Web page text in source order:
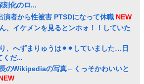
化のロ...
演者から性被害 PTSDになって休職 NEW
、イケメンを見るとンホォ！！していた
、へずまりゅうは⚫︎⚫︎していました…日
くだ...
長のWikipediaの写真←くっそかわいいと